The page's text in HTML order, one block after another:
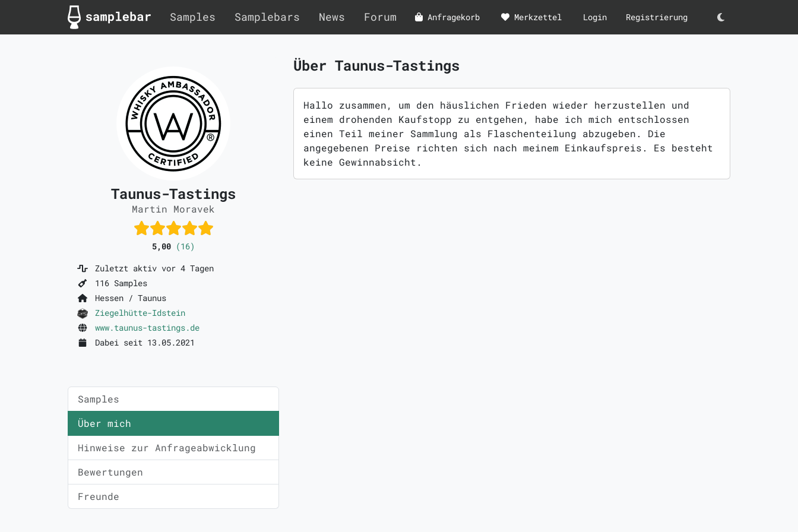
Samples Samplebars News Forum Anfragekorb Merkzettel Login Registrierung Darkmode
Taunus-Tastings
Martin Moravek
5,00 (16)
Zuletzt aktiv vor 4 Tagen
116 Samples
Hessen / Taunus
Ziegelhütte-Idstein
www.taunus-tastings.de
Dabei seit 13.05.2021
Samples
Über mich
Hinweise zur Anfrageabwicklung
Bewertungen
Freunde
Über Taunus-Tastings
Hallo zusammen, um den häuslichen Frieden wieder herzustellen und
einem drohenden Kaufstopp zu entgehen, habe ich mich entschlossen
einen Teil meiner Sammlung als Flaschenteilung abzugeben. Die
angegebenen Preise richten sich nach meinem Einkaufspreis. Es besteht
keine Gewinnabsicht.